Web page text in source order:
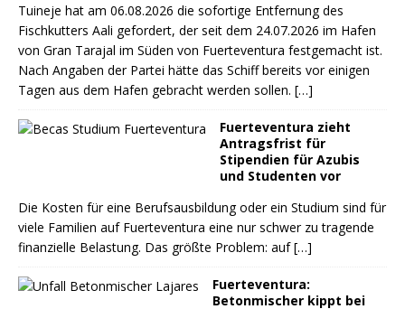
Tuineje hat am 06.08.2026 die sofortige Entfernung des
Fischkutters Aali gefordert, der seit dem 24.07.2026 im Hafen
von Gran Tarajal im Süden von Fuerteventura festgemacht ist.
Nach Angaben der Partei hätte das Schiff bereits vor einigen
Tagen aus dem Hafen gebracht werden sollen. […]
Fuerteventura zieht
Antragsfrist für
Stipendien für Azubis
und Studenten vor
Die Kosten für eine Berufsausbildung oder ein Studium sind für
viele Familien auf Fuerteventura eine nur schwer zu tragende
finanzielle Belastung. Das größte Problem: auf[…]
Fuerteventura:
Betonmischer kippt bei